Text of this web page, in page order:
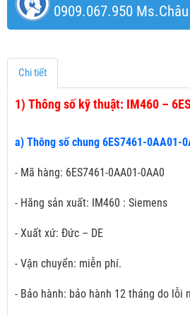
0909.067.950 Ms.Châu
Chi tiết
1) Thông số kỹ thuật: IM460 –
a) Thông số chung 6ES7461-0AA01-
- Mã hàng: 6ES7461-0AA01-0AA0
- Hãng sản xuất: IM460 : Siemens
- Xuất xứ: Đức – DE
- Vận chuyển: miễn phí.
- Bảo hành: bảo hành 12 tháng do lỗi